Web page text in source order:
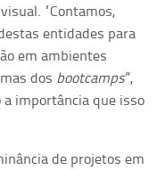
“Contamos,
entidades para
em ambientes
dos bootcamps”,
importância que isso
de projetos em